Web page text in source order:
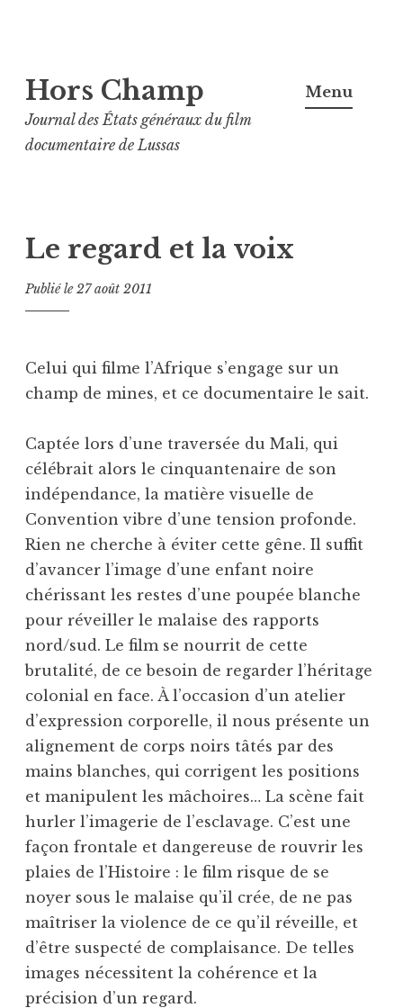
au
contenu
principal
Hors Champ
Journal des États généraux du film
documentaire de Lussas
Menu
Le regard et la voix
Publié le27 août 2011
Celui qui filme l’Afrique s’engage sur un
champ de mines, et ce documentaire le sait.
Captée lors d’une traversée du Mali, qui
célébrait alors le cinquantenaire de son
indépendance, la matière visuelle de
Convention vibre d’une tension profonde.
Rien ne cherche à éviter cette gêne. Il suffit
d’avancer l’image d’une enfant noire
chérissant les restes d’une poupée blanche
pour réveiller le malaise des rapports
nord/sud. Le film se nourrit de cette
brutalité, de ce besoin de regarder l’héritage
colonial en face. À l’occasion d’un atelier
d’expression corporelle, il nous présente un
alignement de corps noirs tâtés par des
mains blanches, qui corrigent les positions
et manipulent les mâchoires… La scène fait
hurler l’imagerie de l’esclavage. C’est une
façon frontale et dangereuse de rouvrir les
plaies de l’Histoire : le film risque de se
noyer sous le malaise qu’il crée, de ne pas
maîtriser la violence de ce qu’il réveille, et
d’être suspecté de complaisance. De telles
images nécessitent la cohérence et la
précision d’un regard.